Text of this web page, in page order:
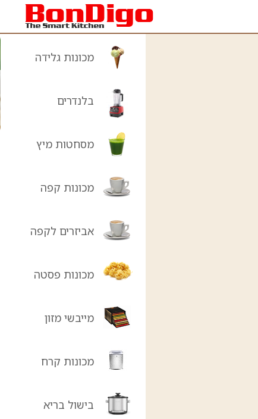
מכונות גלידה
בלנדרים
מסחטות מיץ
מכונות קפה
אביזרים לקפה
מכונות פסטה
מייבשי מזון
מכונות קרח
בישול בריא